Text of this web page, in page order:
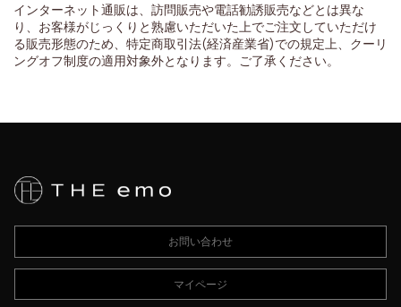
インターネット通販は、訪問販売や電話勧誘販売などとは異な
り、お客様がじっくりと熟慮いただいた上でご注文していただけ
る販売形態のため、特定商取引法(経済産業省)での規定上、クーリ
ングオフ制度の適用対象外となります。ご了承ください。
お問い合わせ
マイページ